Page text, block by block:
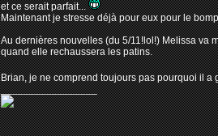
et ce serait parfait...
Maintenant je stresse déjà pour eux pour le
Au dernières nouvelles (du 5/11!lol!) Melissa va
quand elle rechaussera les patins.
Brian, je ne comprend toujours pas pourquoi il a
_________________